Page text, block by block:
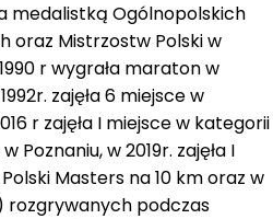
medalistką Ogólnopolskich
oraz Mistrzostw Polski w
r wygrała maraton w
zajęła 6 miejsce w
r zajęła I miejsce w kategorii
w 2019r. zajęła I
Masters na 10 km oraz w
rozgrywanych podczas